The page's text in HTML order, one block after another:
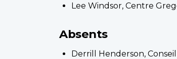
Lee Windsor, Centre
Absents
Derrill Henderson,